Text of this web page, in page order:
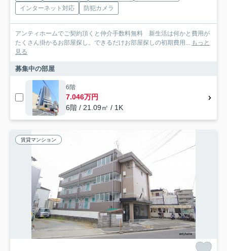
インターネット対応
防犯カメラ
アンティホームでご契約頂くと仲介手数料無料 新生活は何かと費用が
たくさん掛かるお部屋探し。できるだけお部屋探しの初期費用... もっと
見る
募集中の部屋
6階
7.046万円
6階 / 21.09㎡ / 1K
賃貸マンション